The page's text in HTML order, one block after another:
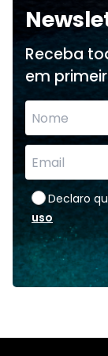
Receba
em
Declaro
uso